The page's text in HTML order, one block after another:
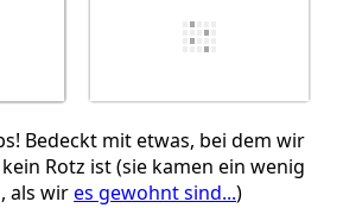
Bedeckt mit etwas, bei dem wir
Rotz ist (sie kamen ein wenig
als wires gewohnt sind...)